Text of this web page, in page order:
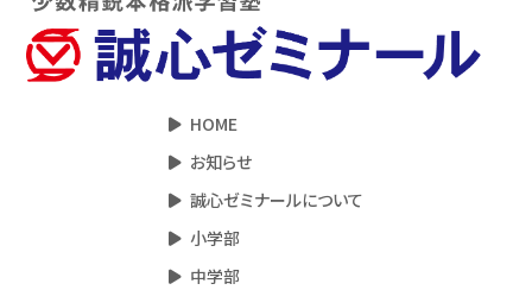
HOME
お知らせ
誠心ゼミナールについて
小学部
中学部